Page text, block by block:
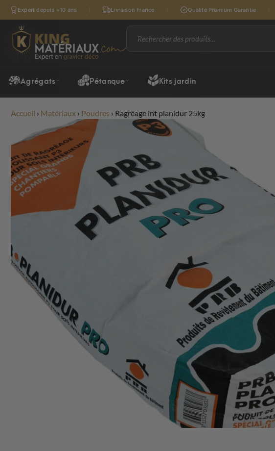
Expert depuis +10 ans Livraison France Qualité Premium Garantie
Agrégats Pétanque Kits jardin
Accueil › Matériaux › Poudres › Ragréage int planidur 25kg